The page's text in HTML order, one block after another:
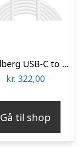
Sandberg USB-C to Lightning Cable – 2m
kr. 322,00
Gå til shop